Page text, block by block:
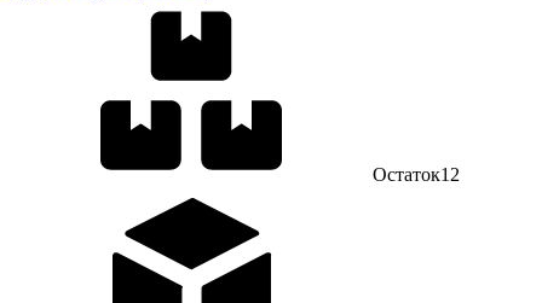
Остаток12